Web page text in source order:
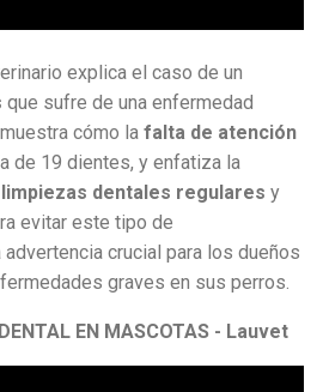
explica el caso de un
que sufre de una enfermedad
cómo la falta de atención
de 19 dientes, y enfatiza la
limpiezas dentales regulares y
evitar este tipo de
crucial para los dueños
graves en sus perros.
EN MASCOTAS - Lauvet